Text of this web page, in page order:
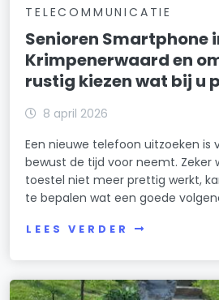
TELECOMMUNICATIE
Senioren Smartphone
Krimpenerwaard en
rustig kiezen wat bij u
8 april 2026
Een nieuwe telefoon uitzoeken is
bewust de tijd voor neemt. Zeker
toestel niet meer prettig werkt,
te bepalen wat een goede
LEES VERDER